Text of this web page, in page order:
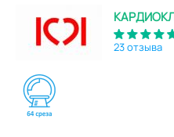
23 отзыва